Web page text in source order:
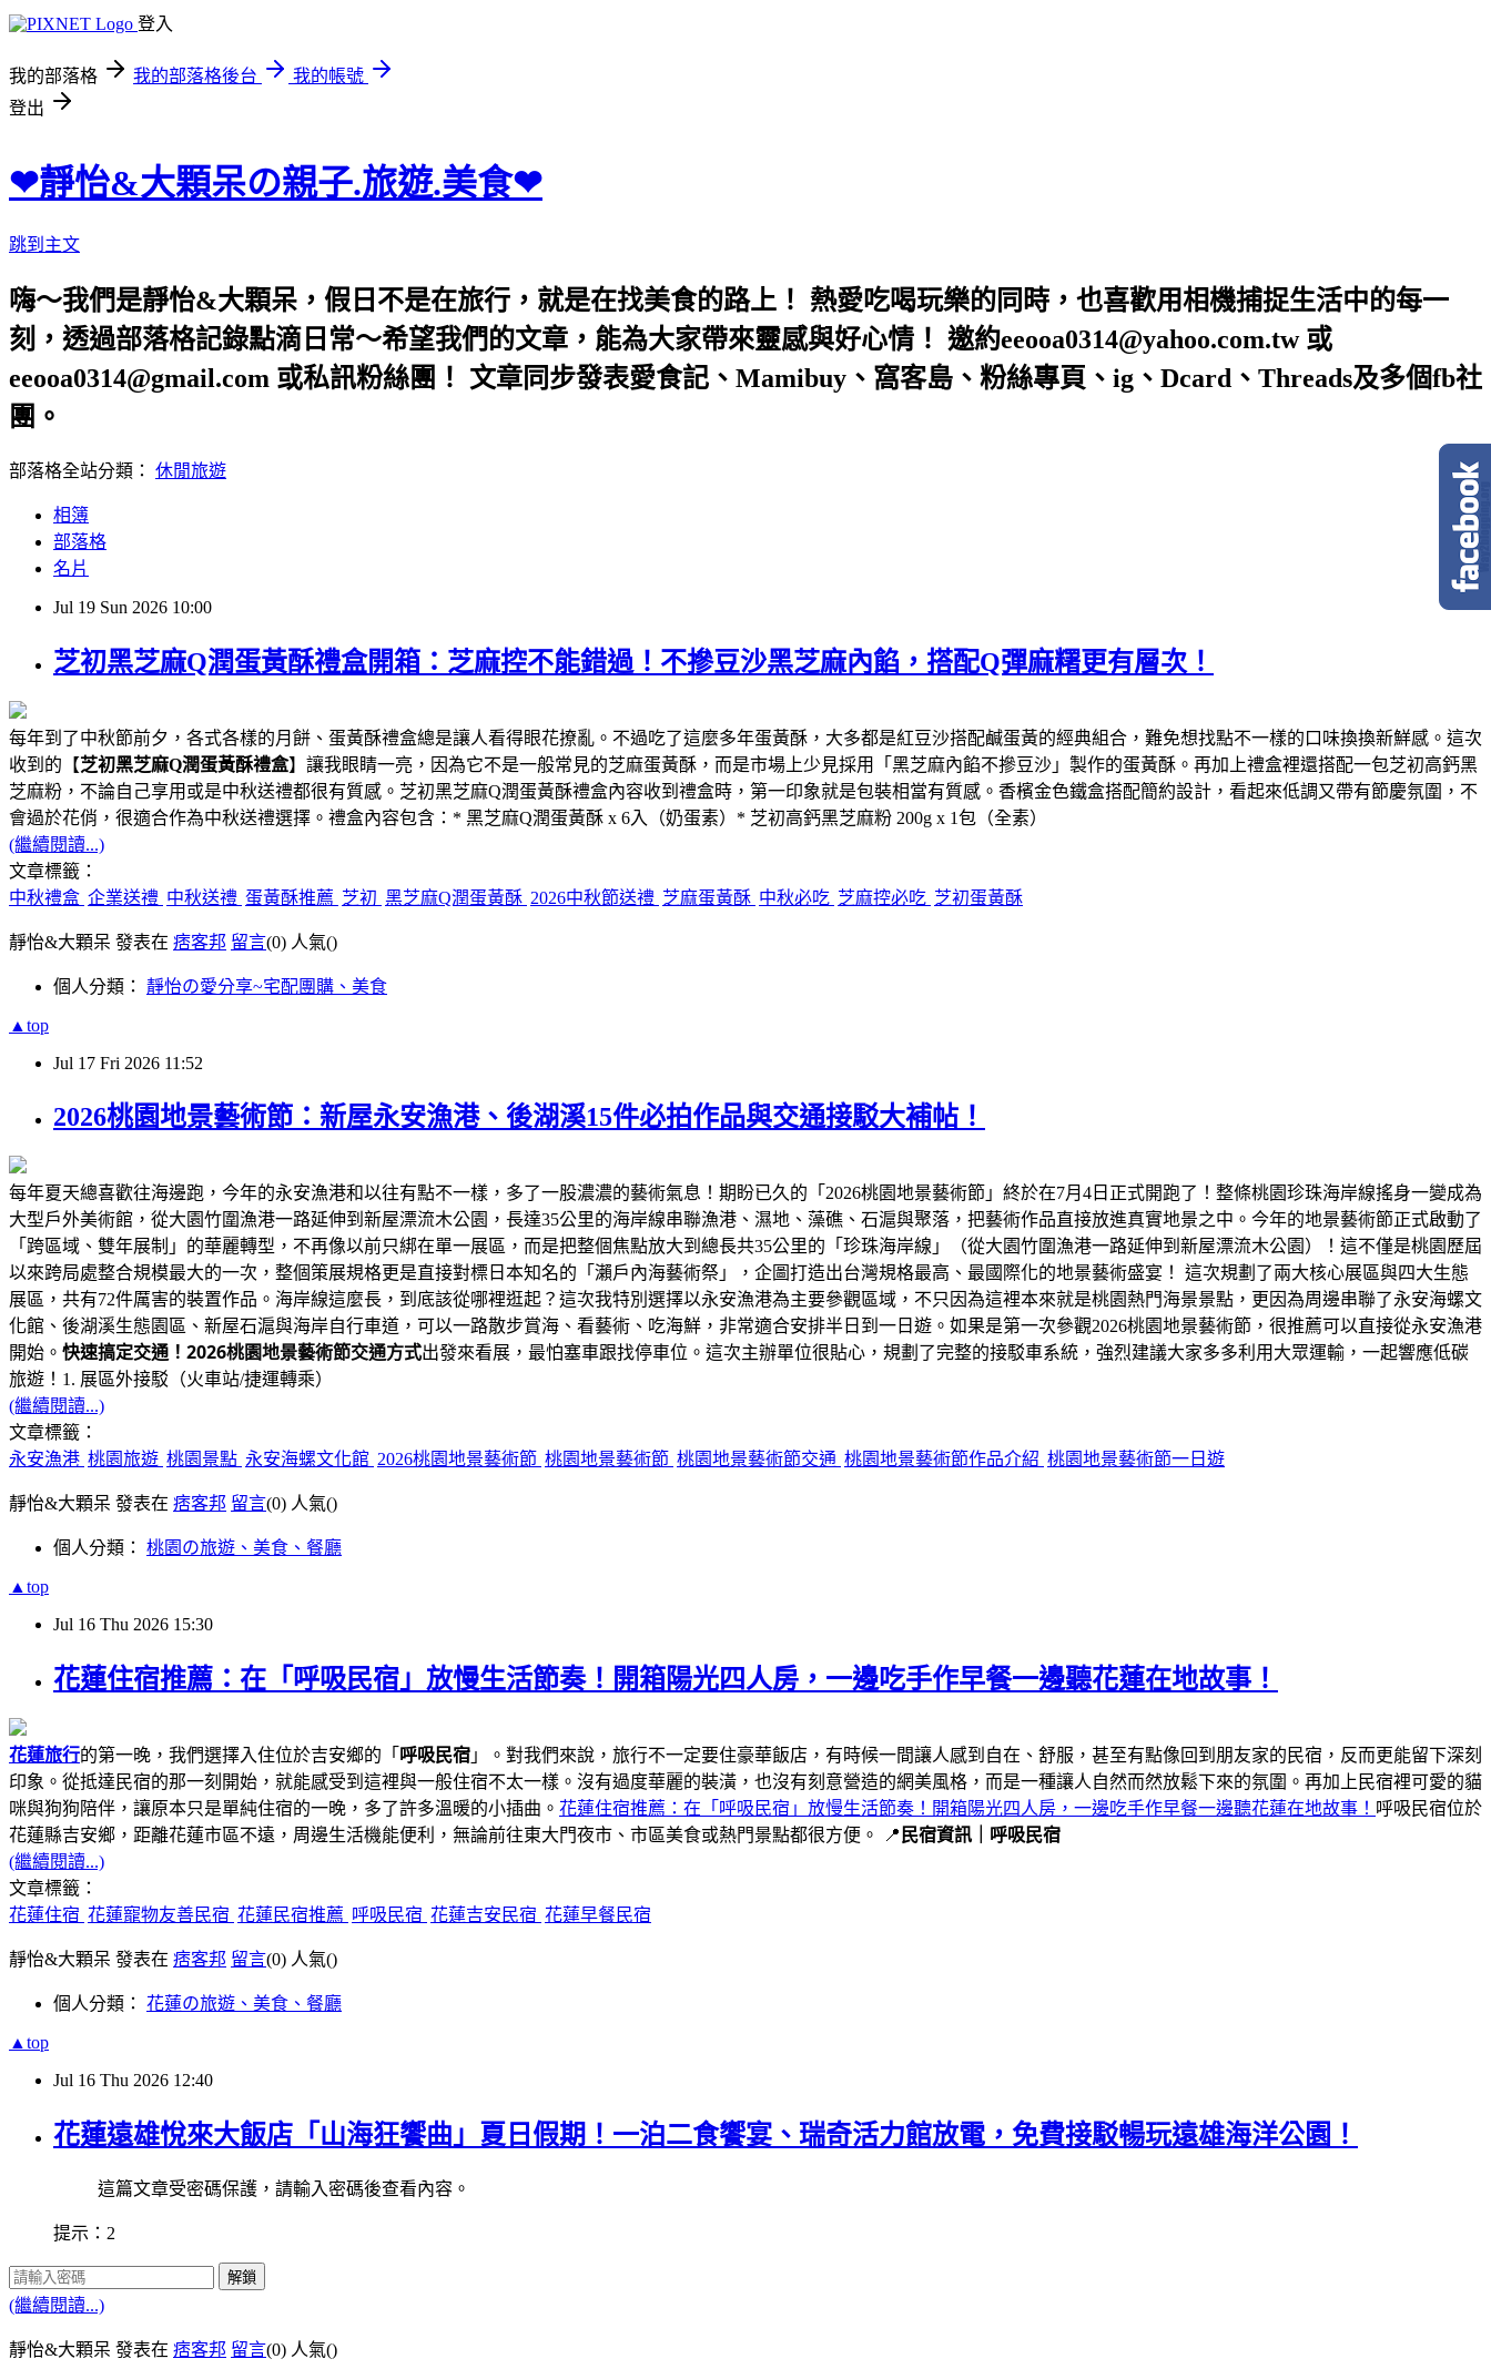
登入
我的部落格 我的部落格後台
我的帳號
登出
❤靜怡&大顆呆の親子.旅遊.美食❤
跳到主文
嗨～我們是靜怡&大顆呆，假日不是在旅行，就是在找美食的路上！ 熱愛吃喝玩樂的同時，也喜歡用相機捕捉生活中的每一
刻，透過部落格記錄點滴日常～希望我們的文章，能為大家帶來靈感與好心情！ 邀約eeooa0314@yahoo.com.tw 或
eeooa0314@gmail.com 或私訊粉絲團！ 文章同步發表愛食記、Mamibuy、窩客島、粉絲專頁、ig、Dcard、Threads及多個fb社
團。
部落格全站分類： 休閒旅遊
相簿
部落格
名片
Jul 19 Sun 2026 10:00
芝初黑芝麻Q潤蛋黃酥禮盒開箱：芝麻控不能錯過！不摻豆沙黑芝麻內餡，搭配Q彈麻糬更有層次！
每年到了中秋節前夕，各式各樣的月餅、蛋黃酥禮盒總是讓人看得眼花撩亂。不過吃了這麼多年蛋黃酥，大多都是紅豆沙搭配鹹蛋黃的經典組合，難免想找點不一樣的口味換換新鮮感。這次
收到的【芝初黑芝麻Q潤蛋黃酥禮盒】讓我眼睛一亮，因為它不是一般常見的芝麻蛋黃酥，而是市場上少見採用「黑芝麻內餡不摻豆沙」製作的蛋黃酥。再加上禮盒裡還搭配一包芝初高鈣黑
芝麻粉，不論自己享用或是中秋送禮都很有質感。芝初黑芝麻Q潤蛋黃酥禮盒內容收到禮盒時，第一印象就是包裝相當有質感。香檳金色鐵盒搭配簡約設計，看起來低調又帶有節慶氛圍，不
會過於花俏，很適合作為中秋送禮選擇。禮盒內容包含：* 黑芝麻Q潤蛋黃酥 x 6入（奶蛋素）* 芝初高鈣黑芝麻粉 200g x 1包（全素）
(繼續閱讀...)
文章標籤：
中秋禮盒 企業送禮 中秋送禮 蛋黃酥推薦 芝初 黑芝麻Q潤蛋黃酥 2026中秋節送禮 芝麻蛋黃酥 中秋必吃 芝麻控必吃 芝初蛋黃酥
靜怡&大顆呆 發表在 痞客邦 留言(0) 人氣()
個人分類： 靜怡の愛分享~宅配團購、美食
▲top
Jul 17 Fri 2026 11:52
2026桃園地景藝術節：新屋永安漁港、後湖溪15件必拍作品與交通接駁大補帖！
每年夏天總喜歡往海邊跑，今年的永安漁港和以往有點不一樣，多了一股濃濃的藝術氣息！期盼已久的「2026桃園地景藝術節」終於在7月4日正式開跑了！整條桃園珍珠海岸線搖身一變成為
大型戶外美術館，從大園竹圍漁港一路延伸到新屋漂流木公園，長達35公里的海岸線串聯漁港、濕地、藻礁、石滬與聚落，把藝術作品直接放進真實地景之中。今年的地景藝術節正式啟動了
「跨區域、雙年展制」的華麗轉型，不再像以前只綁在單一展區，而是把整個焦點放大到總長共35公里的「珍珠海岸線」（從大園竹圍漁港一路延伸到新屋漂流木公園）！這不僅是桃園歷屆
以來跨局處整合規模最大的一次，整個策展規格更是直接對標日本知名的「瀨戶內海藝術祭」，企圖打造出台灣規格最高、最國際化的地景藝術盛宴！ 這次規劃了兩大核心展區與四大生態
展區，共有72件厲害的裝置作品。海岸線這麼長，到底該從哪裡逛起？這次我特別選擇以永安漁港為主要參觀區域，不只因為這裡本來就是桃園熱門海景景點，更因為周邊串聯了永安海螺文
化館、後湖溪生態園區、新屋石滬與海岸自行車道，可以一路散步賞海、看藝術、吃海鮮，非常適合安排半日到一日遊。如果是第一次參觀2026桃園地景藝術節，很推薦可以直接從永安漁港
開始。 快速搞定交通！ 2026桃園地景藝術節交通方式出發來看展，最怕塞車跟找停車位。這次主辦單位很貼心，規劃了完整的接駁車系統，強烈建議大家多多利用大眾運輸，一起響應低碳
旅遊！1. 展區外接駁（火車站/捷運轉乘）
(繼續閱讀...)
文章標籤：
永安漁港 桃園旅遊 桃園景點 永安海螺文化館 2026桃園地景藝術節 桃園地景藝術節 桃園地景藝術節交通 桃園地景藝術節作品介紹 桃園地景藝術節一日遊
靜怡&大顆呆 發表在 痞客邦 留言(0) 人氣()
個人分類： 桃園の旅遊、美食、餐廳
▲top
Jul 16 Thu 2026 15:30
花蓮住宿推薦：在「呼吸民宿」放慢生活節奏！開箱陽光四人房，一邊吃手作早餐一邊聽花蓮在地故事！
花蓮旅行的第一晚，我們選擇入住位於吉安鄉的「 呼吸民宿 」。對我們來說，旅行不一定要住豪華飯店，有時候一間讓人感到自在、舒服，甚至有點像回到朋友家的民宿，反而更能留下深刻
印象。從抵達民宿的那一刻開始，就能感受到這裡與一般住宿不太一樣。沒有過度華麗的裝潢，也沒有刻意營造的網美風格，而是一種讓人自然而然放鬆下來的氛圍。再加上民宿裡可愛的貓
咪與狗狗陪伴，讓原本只是單純住宿的一晚，多了許多溫暖的小插曲。 花蓮住宿推薦：在「呼吸民宿」放慢生活節奏！開箱陽光四人房，一邊吃手作早餐一邊聽花蓮在地故事！ 呼吸民宿位於
花蓮縣吉安鄉，距離花蓮市區不遠，周邊生活機能便利，無論前往東大門夜市、市區美食或熱門景點都很方便。 📍 民宿資訊｜呼吸民宿
(繼續閱讀...)
文章標籤：
花蓮住宿 花蓮寵物友善民宿 花蓮民宿推薦 呼吸民宿 花蓮吉安民宿 花蓮早餐民宿
靜怡&大顆呆 發表在 痞客邦 留言(0) 人氣()
個人分類： 花蓮の旅遊、美食、餐廳
▲top
Jul 16 Thu 2026 12:40
花蓮遠雄悅來大飯店「山海狂饗曲」夏日假期！一泊二食饗宴、瑞奇活力館放電，免費接駁暢玩遠雄海洋公園！
這篇文章受密碼保護，請輸入密碼後查看內容。
提示：2
解鎖
(繼續閱讀...)
靜怡&大顆呆 發表在 痞客邦 留言(0) 人氣()